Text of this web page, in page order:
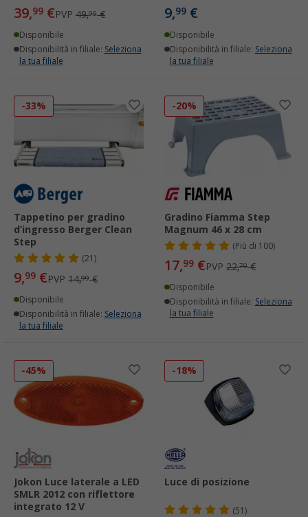
39,99 €PVP 49,95€
Disponibile
Disponibilità in filiale: Seleziona
la tua filiale
9,99 €
Disponibile
Disponibilità in filiale: Seleziona
la tua filiale
-33%
Tappetino per gradino
d’ingresso Berger Clean
Step
(21)
9,99 €PVP 14,99€
Disponibile
Disponibilità in filiale: Seleziona
la tua filiale
-20%
Gradino Fiamma Step
Magnum 46 x 28 cm
(Più di 100)
17,99 €PVP 22,70€
Disponibile
Disponibilità in filiale: Seleziona
la tua filiale
-45%
Jokon Luce laterale a LED
SMLR 2012 con riflettore
integrato 12 V
-18%
Luce di posizione
(51)